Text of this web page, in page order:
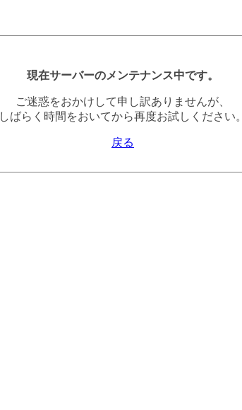
現在サーバーのメンテナンス中です。
ご迷惑をおかけして申し訳ありませんが、
しばらく時間をおいてから再度お試しください。
戻る